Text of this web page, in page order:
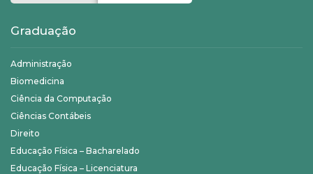
Graduação
Administração
Biomedicina
Ciência da Computação
Ciências Contábeis
Direito
Educação Física – Bacharelado
Educação Física – Licenciatura